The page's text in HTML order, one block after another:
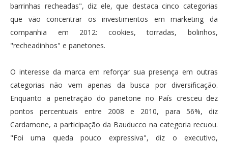
barrinhas recheadas", diz ele, que destaca cinco categorias
que vão concentrar os investimentos em marketing da
companhia em 2012: cookies, torradas, bolinhos,
"recheadinhos" e panetones.
O interesse da marca em reforçar sua presença em outras
categorias não vem apenas da busca por diversificação.
Enquanto a penetração do panetone no País cresceu dez
pontos percentuais entre 2008 e 2010, para 56%, diz
Cardamone, a participação da Bauducco na categoria recuou.
"Foi uma queda pouco expressiva", diz o executivo,